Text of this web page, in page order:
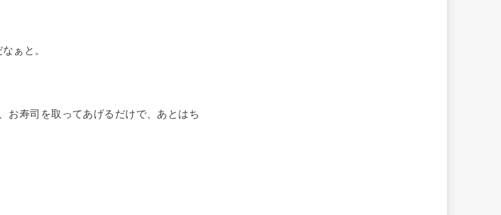
ぁと。
お寿司を取ってあげるだけで、あとはち